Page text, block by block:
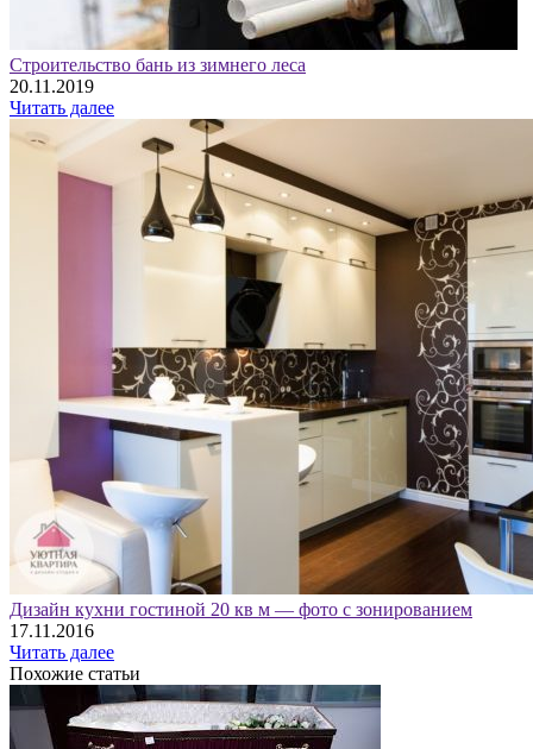
Строительство бань из зимнего леса
20.11.2019
Читать далее
Дизайн кухни гостиной 20 кв м — фото с зонированием
17.11.2016
Читать далее
Похожие статьи